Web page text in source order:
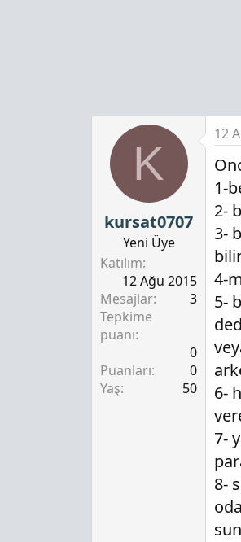
K
kursat0707
Yeni Üye
Katılım
12 Ağu 2015
Mesajlar
3
Tepkime
puanı
0
Puanları
0
Yaş
50
12
1-
2-
3-
4-
5-
6-
7-
8-